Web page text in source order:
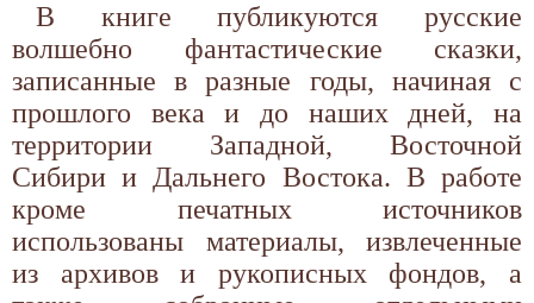
В книге публикуются русские
волшебно фантастические сказки,
записанные в разные годы, начиная с
прошлого века и до наших дней, на
территории Западной, Восточной
Сибири и Дальнего Востока. В работе
кроме печатных источников
использованы материалы, извлеченные
из архивов и рукописных фондов, а